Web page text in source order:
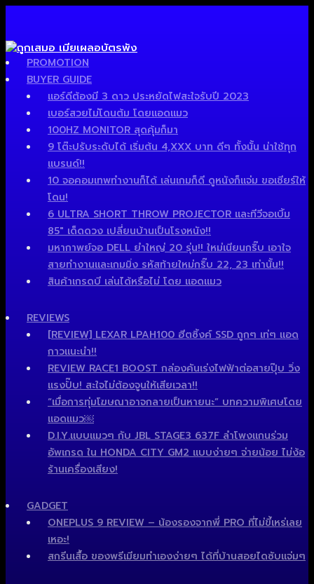
PROMOTION
BUYER GUIDE
แอร์ดีต้องมี 3 ดาว ประหยัดไฟสะใจรับปี 2023
เบอร์สวยไม่โดนต้ม โดยแอดแมว
100HZ MONITOR สุดคุ้มก็มา
9 โต๊ะปรับระดับได้ เริ่มต้น 4,XXX บาท ดีๆ ทั้งนั้น น่าใช้ทุก
แบรนด์!!
10 จอคอมเทพทำงานก็ได้ เล่นเกมก็ดี ดูหนังก็แจ่ม ขอเชียร์ให้
โดน!
6 ULTRA SHORT THROW PROJECTOR และทีวีจอเบิ้ม
85″ เด็ดดวง เปลี่ยนบ้านเป็นโรงหนัง!!
มหากาพย์จอ DELL ยำใหญ่ 20 รุ่น!! ใหม่เนียนกริ๊บ เอาใจ
สายทำงานและเกมมิ่ง รหัสท้ายใหม่กริ๊บ 22, 23 เท่านั้น!!
สินค้าเกรดบี เล่นได้หรือไม่ โดย แอดแมว
REVIEWS
[REVIEW] LEXAR LPAH100 ฮีตซิ้งค์ SSD ถูกๆ เท่ๆ แอด
กาวแนะนำ!!
REVIEW RACE1 BOOST กล่องคันเร่งไฟฟ้าต่อสายปุ๊บ วิ่ง
แรงปั๊บ! สะใจไม่ต้องจูนให้เสียเวลา!!
“เมื่อการทุ่มโฆษณาอาจกลายเป็นหายนะ” บทความพิเศษโดย
แอดแมว￼
D.I.Y.แบบแมวๆ กับ JBL STAGE3 637F ลำโพงแกนร่วม
อัพเกรด ใน HONDA CITY GM2 แบบง่ายๆ จ่ายน้อย ไม่ง้อ
ร้านเครื่องเสียง!
GADGET
ONEPLUS 9 REVIEW – น้องรองจากพี่ PRO ที่ไม่ขี้เหร่เลย
เหอะ!
สกรีนเสื้อ ของพรีเมียมทำเองง่ายๆ ได้ที่บ้านสอยไดซับแจ่มๆ